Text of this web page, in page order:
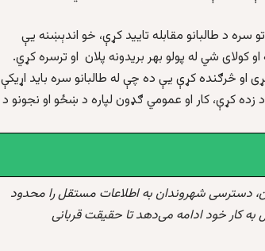
سره د طالبانو مقابله تاييد کړې، خو اندېښنه يې
شي له پولو بهر بریدونه پلان او ترسره کړي.
او څرګنده کړې يې ده چې له طالبانو سره بايد اړيکې
کړې، کار او عمومي ګډون لپاره د ښځو او نجونو د
دسترسی شهروندان به اطلاعات مستقل را محدود
کار خود ادامه می‌دهد تا حقیقت قربانی